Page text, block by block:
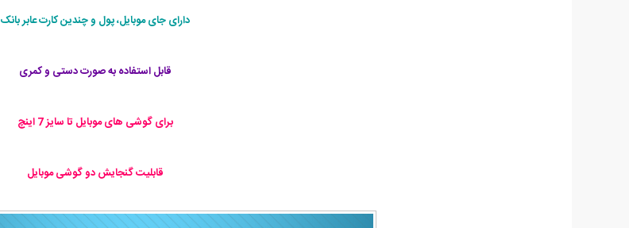
دارای جای موبایل، پول و چندین کارت عابر بانک
قابل استفاده به صورت دستی و کمری
برای گوشی های موبایل تا سایز 7 اینچ
قابليت گنجايش دو گوشی موبایل